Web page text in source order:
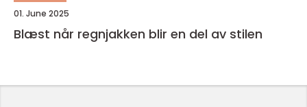
01. June 2025
Blæst når regnjakken blir en del av stilen